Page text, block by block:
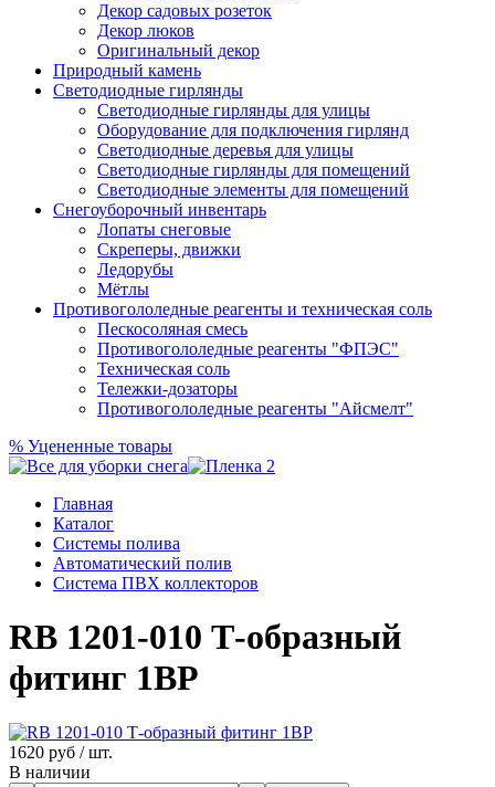
Декор садовых розеток
Декор люков
Оригинальный декор
Природный камень
Светодиодные гирлянды
Светодиодные гирлянды для улицы
Оборудование для подключения гирлянд
Светодиодные деревья для улицы
Светодиодные гирлянды для помещений
Светодиодные элементы для помещений
Снегоуборочный инвентарь
Лопаты снеговые
Скреперы, движки
Ледорубы
Мётлы
Противогололедные реагенты и техническая соль
Пескосоляная смесь
Противогололедные реагенты "ФПЭС"
Техническая соль
Тележки-дозаторы
Противогололедные реагенты "Айсмелт"
% Уцененные товары
Главная
Каталог
Системы полива
Автоматический полив
Система ПВХ коллекторов
RB 1201-010 Т-образный
фитинг 1ВР
1620 руб / шт.
В наличии